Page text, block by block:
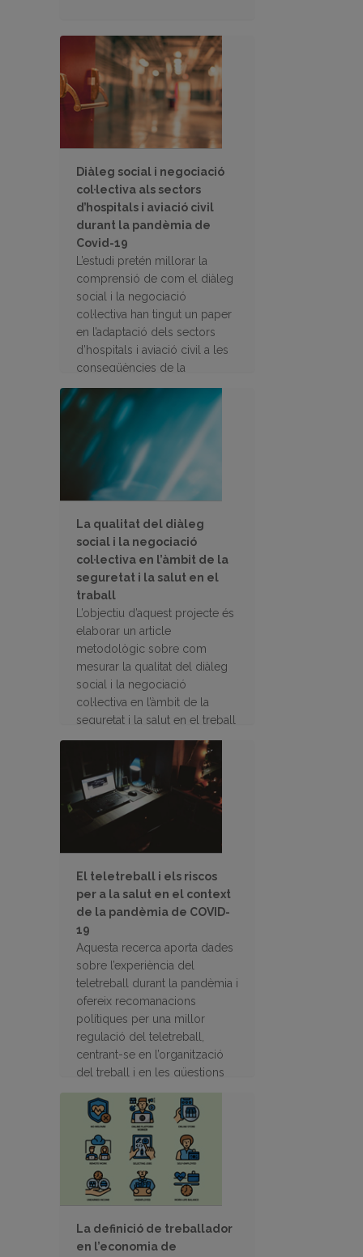
Diàleg social i negociació
col·lectiva als sectors
d’hospitals i aviació civil
durant la pandèmia de
Covid-19
L’estudi pretén millorar la
comprensió de com el diàleg
social i la negociació
col·lectiva han tingut un paper
en l’adaptació dels sectors
d’hospitals i aviació civil a les
conseqüències de la
pandèmia als 27 països de la
UE
La qualitat del diàleg
social i la negociació
col·lectiva en l’àmbit de la
seguretat i la salut en el
traball
L’objectiu d’aquest projecte és
elaborar un article
metodològic sobre com
mesurar la qualitat del diàleg
social i la negociació
col·lectiva en l’àmbit de la
seguretat i la salut en el treball
El teletreball i els riscos
per a la salut en el context
de la pandèmia de COVID-
19
Aquesta recerca aporta dades
sobre l’experiència del
teletreball durant la pandèmia i
ofereix recomanacions
polítiques per una millor
regulació del teletreball,
centrant-se en l’organització
del treball i en les qüestions
de salut laboral
La definició de treballador
en l’economia de